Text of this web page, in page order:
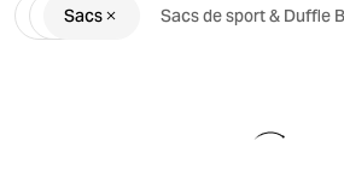
voyages, elle est parfaite pour
savon et du déodorant. Trouvez
Sacs Sacs de sport & Duffle